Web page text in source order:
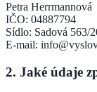
Petra Herrmannová
IČO: 04887794
Sídlo: Sadová 563/
E-mail:
2. Jaké údaje